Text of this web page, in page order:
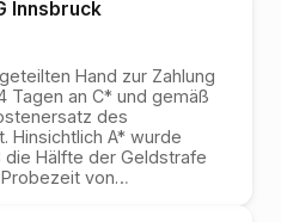
Innsbruck
Hand zur Zahlung
Tagen an C* und gemäß
des
Hinsichtlich A* wurde
die Hälfte der Geldstrafe
von…